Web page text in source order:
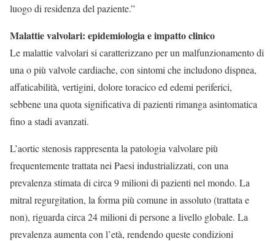
luogo di residenza del paziente.”
Malattie valvolari: epidemiologia e impatto clinico
Le malattie valvolari si caratterizzano per un malfunzionamento di
una o più valvole cardiache, con sintomi che includono dispnea,
affaticabilità, vertigini, dolore toracico ed edemi periferici,
sebbene una quota significativa di pazienti rimanga asintomatica
fino a stadi avanzati.
L’aortic stenosis rappresenta la patologia valvolare più
frequentemente trattata nei Paesi industrializzati, con una
prevalenza stimata di circa 9 milioni di pazienti nel mondo. La
mitral regurgitation, la forma più comune in assoluto (trattata e
non), riguarda circa 24 milioni di persone a livello globale. La
prevalenza aumenta con l’età, rendendo queste condizioni